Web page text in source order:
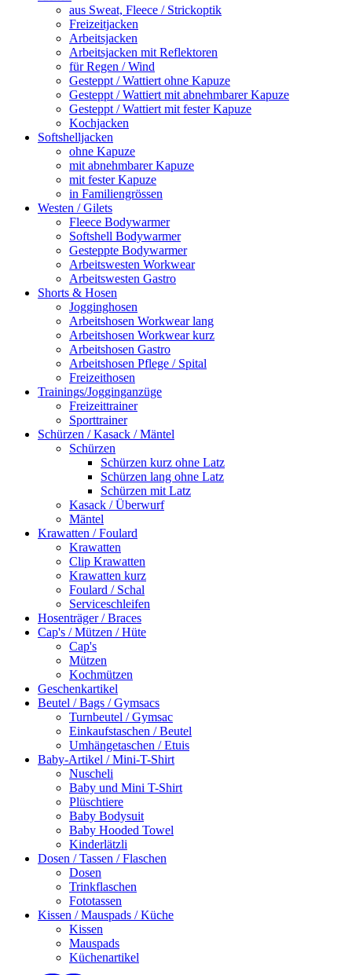
aus Sweat, Fleece / Strickoptik
Freizeitjacken
Arbeitsjacken
Arbeitsjacken mit Reflektoren
für Regen / Wind
Gesteppt / Wattiert ohne Kapuze
Gesteppt / Wattiert mit abnehmbarer Kapuze
Gesteppt / Wattiert mit fester Kapuze
Kochjacken
Softshelljacken
ohne Kapuze
mit abnehmbarer Kapuze
mit fester Kapuze
in Familiengrössen
Westen / Gilets
Fleece Bodywarmer
Softshell Bodywarmer
Gesteppte Bodywarmer
Arbeitswesten Workwear
Arbeitswesten Gastro
Shorts & Hosen
Jogginghosen
Arbeitshosen Workwear lang
Arbeitshosen Workwear kurz
Arbeitshosen Gastro
Arbeitshosen Pflege / Spital
Freizeithosen
Trainings/Jogginganzüge
Freizeittrainer
Sporttrainer
Schürzen / Kasack / Mäntel
Schürzen
Schürzen kurz ohne Latz
Schürzen lang ohne Latz
Schürzen mit Latz
Kasack / Überwurf
Mäntel
Krawatten / Foulard
Krawatten
Clip Krawatten
Krawatten kurz
Foulard / Schal
Serviceschleifen
Hosenträger / Braces
Cap's / Mützen / Hüte
Cap's
Mützen
Kochmützen
Geschenkartikel
Beutel / Bags / Gymsacs
Turnbeutel / Gymsac
Einkaufstaschen / Beutel
Umhängetaschen / Etuis
Baby-Artikel / Mini-T-Shirt
Nuscheli
Baby und Mini T-Shirt
Plüschtiere
Baby Bodysuit
Baby Hooded Towel
Kinderlätzli
Dosen / Tassen / Flaschen
Dosen
Trinkflaschen
Fototassen
Kissen / Mauspads / Küche
Kissen
Mauspads
Küchenartikel